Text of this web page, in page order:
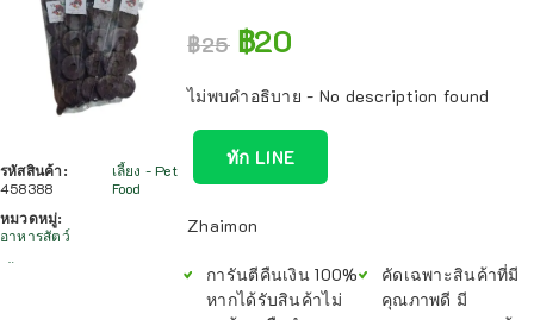
รหัสสินค้า:
458388
หมวดหมู่:
อาหารสัตว์
เลี้ยง - Pet
Food
฿25 ฿20
ไม่พบคำอธิบาย - No description found
ทัก LINE
Zhaimon
การันตีคืนเงิน 100%
หากได้รับสินค้าไม่
คัดเฉพาะสินค้าที่มี
คุณภาพดี มี